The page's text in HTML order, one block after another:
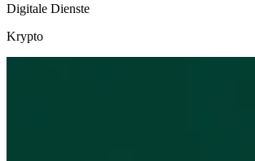
Digitale Dienste
Krypto